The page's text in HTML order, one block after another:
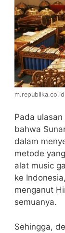
m.republika.co.id
Pada
bahwa
dalam
metode
alat music
ke
menganut
semuanya.
Sehingga,